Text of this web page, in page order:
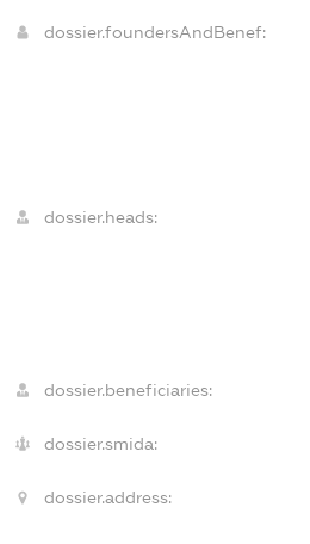
dossier.foundersAndBenef:
dossier.heads:
dossier.beneficiaries:
dossier.smida:
dossier.address: